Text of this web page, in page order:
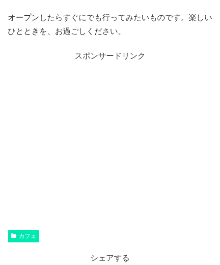
オープンしたらすぐにでも行ってみたいものです。楽しい
ひとときを、お過ごしください。
スポンサードリンク
カフェ
シェアする